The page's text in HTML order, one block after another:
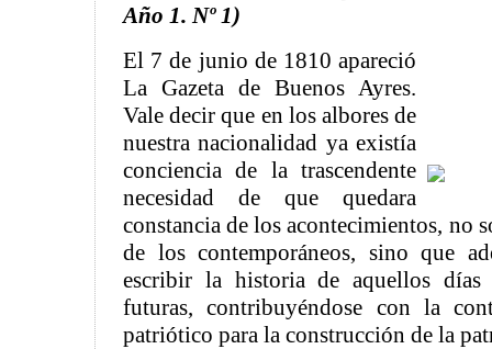
Año 1. Nº 1)
El 7 de junio de 1810 apareció
La Gazeta de Buenos Ayres.
Vale decir que en los albores de
nuestra nacionalidad ya existía
conciencia de la trascendente
necesidad de que quedara
constancia de los acontecimientos, no
de los contemporáneos, sino que
escribir la historia de aquellos días
futuras, contribuyéndose con la
patriótico para la construcción de la